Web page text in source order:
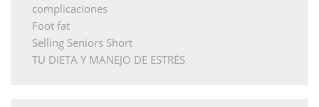
complicaciones
Foot fat
Selling Seniors Short
TU DIETA Y MANEJO DE ESTRÉS